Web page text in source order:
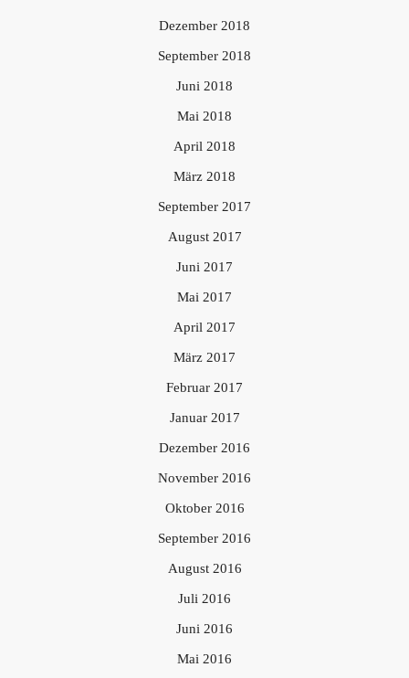
Dezember 2018
September 2018
Juni 2018
Mai 2018
April 2018
März 2018
September 2017
August 2017
Juni 2017
Mai 2017
April 2017
März 2017
Februar 2017
Januar 2017
Dezember 2016
November 2016
Oktober 2016
September 2016
August 2016
Juli 2016
Juni 2016
Mai 2016